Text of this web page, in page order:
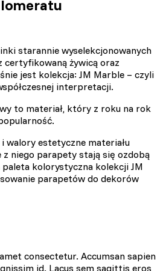
starannie wyselekcjonowanych
certyfikowaną żywicą oraz
jest kolekcja: JM Marble – czyli
interpretacji.
to materiał, który z roku na rok
i walory estetyczne materiału
z niego parapety stają się ozdobą
paleta kolorystyczna kolekcji JM
parapetów do dekorów
consectetur. Accumsan sapien
id. Lacus sem sagittis eros